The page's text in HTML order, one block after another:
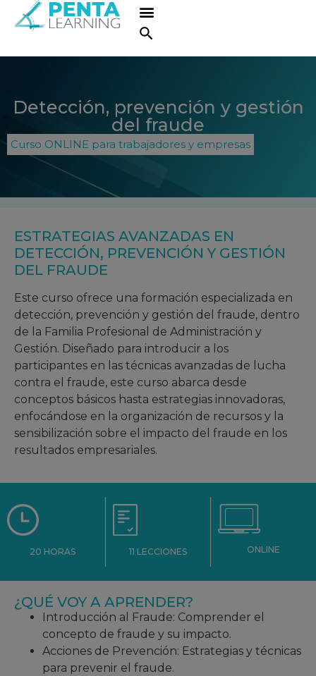
Detección, prevención y gestión
del fraude
Curso ONLINE para trabajadores y empresas
ESTRATEGIAS AVANZADAS EN
DETECCIÓN, PREVENCIÓN Y GESTIÓN
DEL FRAUDE
Este curso ofrece una formación especializada en
detección, prevención y gestión del fraude, dentro
de la Familia Profesional de Administración y
Gestión. Diseñado para introducir a los
participantes en las técnicas avanzadas de lucha
contra el fraude, este curso abarca desde
conceptos básicos hasta estrategias innovadoras,
enfocándose en la organización de recursos y la
sensibilización sobre el impacto del fraude en los
resultados empresariales.
20 HORAS 11 LECCIONES ONLINE
¿QUÉ VOY A APRENDER?
Introducción al Fraude: Comprender el
concepto de fraude y su impacto.
Acciones de Prevención: Estrategias y técnicas
para prevenir el fraude.